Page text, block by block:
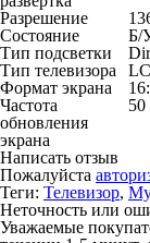
Разрешение
Состояние
Б/
Тип подсветки
Тип телевизора
Формат экрана
Частота
обновления
экрана
50
Написать отзыв
Пожалуйста
Теги: Телевизор,
Неточность или
Уважаемые